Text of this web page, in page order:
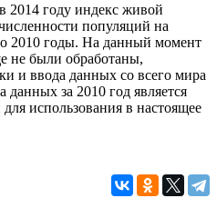
2014 году индекс живой
популяций на
2010 годы. На данный момент
не были обработаны,
и ввода данных со всего мира
данных за 2010 год является
использования в настоящее